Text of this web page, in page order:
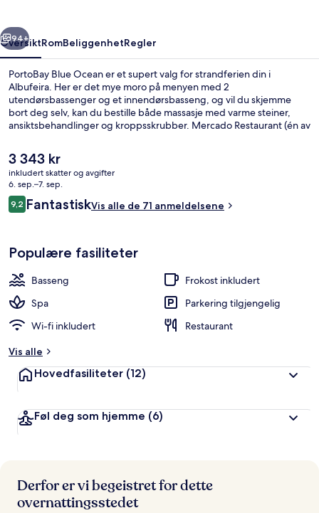
Neste
94+
OversiktRomBeliggenhetRegler
PortoBay Blue Ocean er et supert valg for strandferien din i
Albufeira. Her er det mye moro på menyen med 2
utendørsbassenger og et innendørsbasseng, og vil du skjemme
bort deg selv, kan du bestille både massasje med varme steiner,
ansiktsbehandlinger og kroppsskrubber. Mercado Restaurant (én av
frokost, lunsj og middag. Noen andre høydepunkter er 3
barer/lounger, en bassengbar og et treningssenter. Mange skryter
av den vennlige betjeningen og beliggenheten.
Den
nåværende
prisen
er
3 343 kr
3 343 kr
inkludert skatter og avgifter
6. sep.–7. sep.
Anmeldelser
9,29,2 av 10 –
FantastiskVis alle de 71 anmeldelsene
Populære fasiliteter
Basseng
Frokost inkludert
Spa
Parkering tilgjengelig
Wi-fi inkludert
Restaurant
Vis alle
Hovedfasiliteter (12)
Føl deg som hjemme (6)
Derfor er vi begeistret for dette
overnattingsstedet